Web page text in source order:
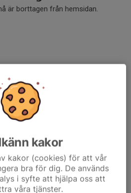
är borttagen från hemsidan.
kakor
kakor (cookies) för att vår
bra för dig. De används
i syfte att hjälpa oss att
våra tjänster.